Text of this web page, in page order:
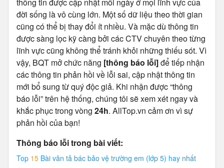
đời sống là vô cùng lớn. Một số dữ liệu theo thời gian
cũng có thể bị thay đổi ít nhiều. Và mặc dù thông tin
được sàng lọc kỹ càng bởi các CTV chuyên theo từng
lĩnh vực cũng không thể tránh khỏi những thiếu sót. Vì
vậy, BQT mở chức năng [thông báo lỗi]để tiếp nhận
các thông tin phản hồi về lỗi sai, cập nhật thông tin
mới bổ sung từ quý độc giả. Khi nhận được “thông
báo lỗi” trên hệ thống, chúng tôi sẽ xem xét ngay và
khắc phục trong vòng 24h. AllTop.vn cảm ơn vì sự
phản hồi của bạn!
Thông báo lỗi trong bài viết:
Top 15 Bài văn tả bác bảo vệ trường em (lớp 5) hay nhất